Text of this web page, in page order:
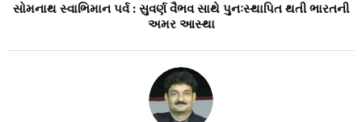
સોમનાથ સ્વાભિમાન પર્વ : સુવર્ણ વૈભવ સાથે પુનઃસ્થાપિત થતી ભારતની
અમર આસ્થા